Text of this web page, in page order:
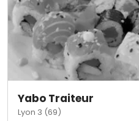
Yabo Traiteur
Lyon 3 (69)